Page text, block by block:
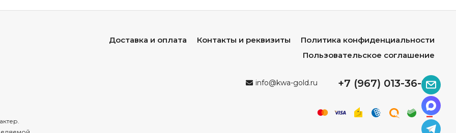
Доставка и оплата Контакты и реквизиты
Политика конфиденциальности
Пользовательское соглашение
info@kwa-gold.ru +7 (967) 013-36-96